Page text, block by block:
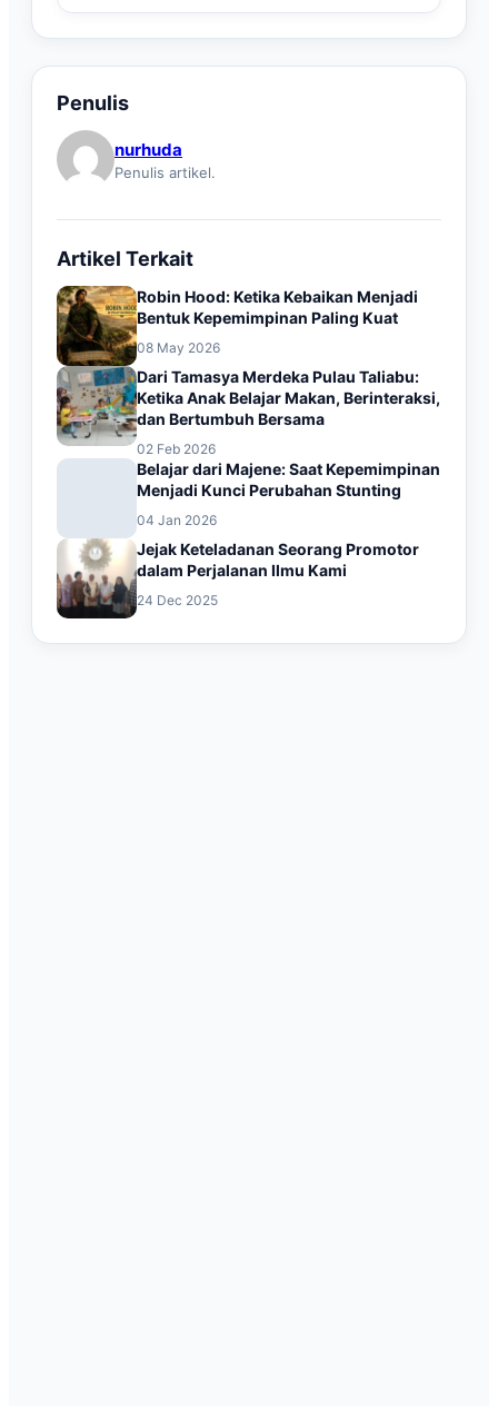
Penulis
nurhuda
Penulis artikel.
Artikel Terkait
Robin Hood: Ketika Kebaikan Menjadi
Bentuk Kepemimpinan Paling Kuat
08 May 2026
Dari Tamasya Merdeka Pulau Taliabu:
Ketika Anak Belajar Makan, Berinteraksi,
dan Bertumbuh Bersama
02 Feb 2026
Belajar dari Majene: Saat Kepemimpinan
Menjadi Kunci Perubahan Stunting
04 Jan 2026
Jejak Keteladanan Seorang Promotor
dalam Perjalanan Ilmu Kami
24 Dec 2025